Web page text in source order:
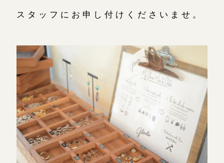
スタッフにお申し付けくださいませ。